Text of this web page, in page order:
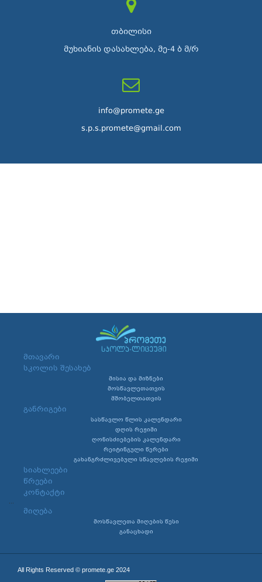
თბილისი
მუხიანის დასახლება, მე-4 ბ მ/რ
info@promete.ge
s.p.s.promete@gmail.com
მთავარი
სკოლის შესახებ
მისია და მიზნები
მოსწავლეთათვის
მშობელთათვის
განრიგები
სასწავლო წლის კალენდარი
დღის რეჟიმი
ღონისძიებების კალენდარი
რეიტინგული წერები
გახანგრძლივებული სწავლების რეჟიმი
სიახლეები
წრეები
კონტაქტი
...
მიღება
მოსწავლეთა მიღების წესი
განაცხადი
All Rights Reserved © promete.ge 2024